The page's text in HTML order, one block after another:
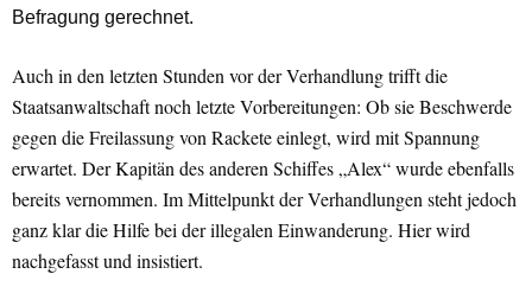
Befragung gerechnet.
Auch in den letzten Stunden vor der Verhandlung trifft die
Staatsanwaltschaft noch letzte Vorbereitungen: Ob sie Beschwerde
gegen die Freilassung von Rackete einlegt, wird mit Spannung
erwartet. Der Kapitän des anderen Schiffes „Alex“ wurde ebenfalls
bereits vernommen. Im Mittelpunkt der Verhandlungen steht jedoch
ganz klar die Hilfe bei der illegalen Einwanderung. Hier wird
nachgefasst und insistiert.